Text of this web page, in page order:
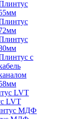
с
LVT